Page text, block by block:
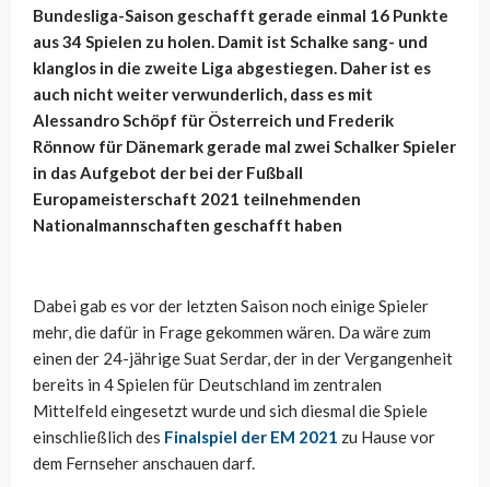
Bundesliga-Saison geschafft gerade einmal 16 Punkte
aus 34 Spielen zu holen. Damit ist Schalke sang- und
klanglos in die zweite Liga abgestiegen. Daher ist es
auch nicht weiter verwunderlich, dass es mit
Alessandro Schöpf für Österreich und Frederik
Rönnow für Dänemark gerade mal zwei Schalker Spieler
in das Aufgebot der bei der Fußball
Europameisterschaft 2021 teilnehmenden
Nationalmannschaften geschafft haben
Dabei gab es vor der letzten Saison noch einige Spieler
mehr, die dafür in Frage gekommen wären. Da wäre zum
einen der 24-jährige Suat Serdar, der in der Vergangenheit
bereits in 4 Spielen für Deutschland im zentralen
Mittelfeld eingesetzt wurde und sich diesmal die Spiele
einschließlich des Finalspiel der EM 2021 zu Hause vor
dem Fernseher anschauen darf.